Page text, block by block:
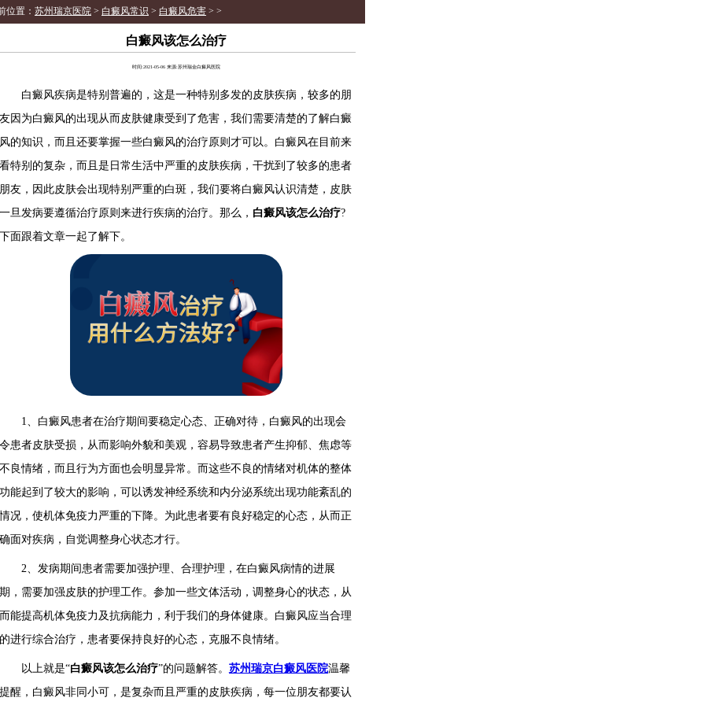
位置： 苏州瑞京医院 > 白癜风常识 > 白癜风危害 > >
白癜风该怎么治疗
时间:2021-05-06 来源:苏州瑞金白癜风医院
白癜风疾病是特别普遍的，这是一种特别多发的皮肤疾病，较多的朋
友因为白癜风的出现从而皮肤健康受到了危害，我们需要清楚的了解白癜
风的知识，而且还要掌握一些白癜风的治疗原则才可以。白癜风在目前来
看特别的复杂，而且是日常生活中严重的皮肤疾病，干扰到了较多的患者
朋友，因此皮肤会出现特别严重的白斑，我们要将白癜风认识清楚，皮肤
一旦发病要遵循治疗原则来进行疾病的治疗。那么， 白癜风该怎么治疗?
下面跟着文章一起了解下。
1、白癜风患者在治疗期间要稳定心态、正确对待，白癜风的出现会
令患者皮肤受损，从而影响外貌和美观，容易导致患者产生抑郁、焦虑等
不良情绪，而且行为方面也会明显异常。而这些不良的情绪对机体的整体
功能起到了较大的影响，可以诱发神经系统和内分泌系统出现功能紊乱的
情况，使机体免疫力严重的下降。为此患者要有良好稳定的心态，从而正
确面对疾病，自觉调整身心状态才行。
2、发病期间患者需要加强护理、合理护理，在白癜风病情的进展
期，需要加强皮肤的护理工作。参加一些文体活动，调整身心的状态，从
而能提高机体免疫力及抗病能力，利于我们的身体健康。白癜风应当合理
的进行综合治疗，患者要保持良好的心态，克服不良情绪。
以上就是“白癜风该怎么治疗”的问题解答。 苏州瑞京白癜风医院温馨
提醒，白癜风非同小可，是复杂而且严重的皮肤疾病，每一位朋友都要认